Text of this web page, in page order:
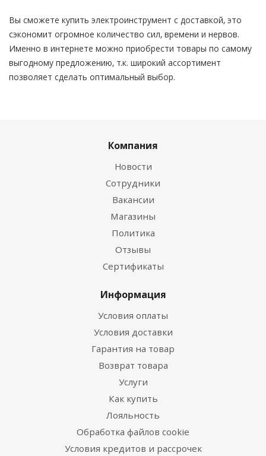
Вы сможете купить электроинструмент с доставкой, это
сэкономит огромное количество сил, времени и нервов.
Именно в интернете можно приобрести товары по самому
выгодному предложению, т.к. широкий ассортимент
позволяет сделать оптимальный выбор.
Компания
Новости
Сотрудники
Вакансии
Магазины
Политика
Отзывы
Сертификаты
Информация
Условия оплаты
Условия доставки
Гарантия на товар
Возврат товара
Услуги
Как купить
Лояльность
Обработка файлов cookie
Условия кредитов и рассрочек